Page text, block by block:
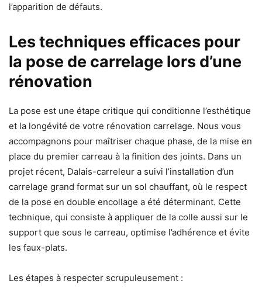
l’apparition de défauts.
Les techniques efficaces pour
la pose de carrelage lors d’une
rénovation
La pose est une étape critique qui conditionne l’esthétique
et la longévité de votre rénovation carrelage. Nous vous
accompagnons pour maîtriser chaque phase, de la mise en
place du premier carreau à la finition des joints. Dans un
projet récent, Dalais-carreleur a suivi l’installation d’un
carrelage grand format sur un sol chauffant, où le respect
de la pose en double encollage a été déterminant. Cette
technique, qui consiste à appliquer de la colle aussi sur le
support que sous le carreau, optimise l’adhérence et évite
les faux-plats.
Les étapes à respecter scrupuleusement :